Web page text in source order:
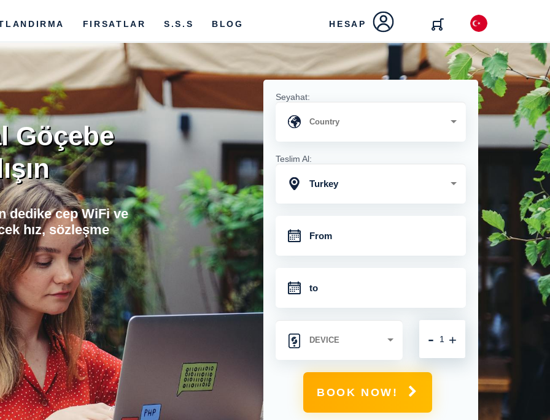
FIRSATLAR S.S.S BLOG HESAP
Göçebe
dedike cep WiFi ve
hız, sözleşme
Seyahat:
Teslim Al:
Turkey
+
-
BOOK NOW!